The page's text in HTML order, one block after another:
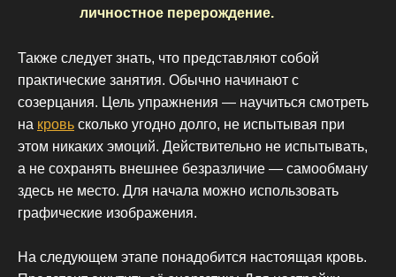
личностное перерождение.
Также следует знать, что представляют собой
практические занятия. Обычно начинают с
созерцания. Цель упражнения — научиться смотреть
на кровь сколько угодно долго, не испытывая при
этом никаких эмоций. Действительно не испытывать,
а не сохранять внешнее безразличие — самообману
здесь не место. Для начала можно использовать
графические изображения.
На следующем этапе понадобится настоящая кровь.